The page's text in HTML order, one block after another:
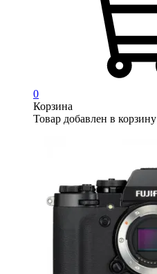
0
Корзина
Товар добавлен в корзину